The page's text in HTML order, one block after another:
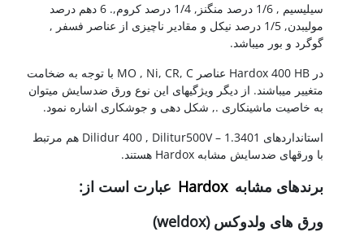
سیلیسیم , 1/6 درصد منگنز, 1/4 درصد کروم,. 6 دهم درصد
مولیبدن, 1/5 درصد نیکل و مقادیر ناچیزی از عناصر فسفر ,
گوگرد و بور میباشد.
در Hardox 400 HB عناصر MO , Ni, CR, C با توجه به ضخامت
متغییر میباشند. از دیگر ویژگیهای این نوع ورق ضدسایش میتوان
به خاصیت ماشینکاری ., شکل دهی و جوشکاری اشاره نمود.
استانداردهای Dilidur 400 , Dilitur500V – 1.3401 هم مرتبط
با ورقهای ضدسایش مشابه Hardox هستند.
برندهای مشابه Hardox عبارت است از:
ورق های ولدوکس (weldox)